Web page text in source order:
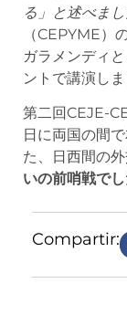
る」と述べま
（CEPYME）
ガラメンディ
ントで講演しま
第二回CEJE-
日に両国の間
た、日西間の
いの前哨戦でし
Compartir: